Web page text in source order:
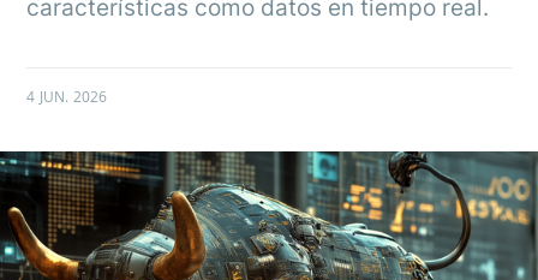
características como datos en tiempo real.
4 JUN. 2026